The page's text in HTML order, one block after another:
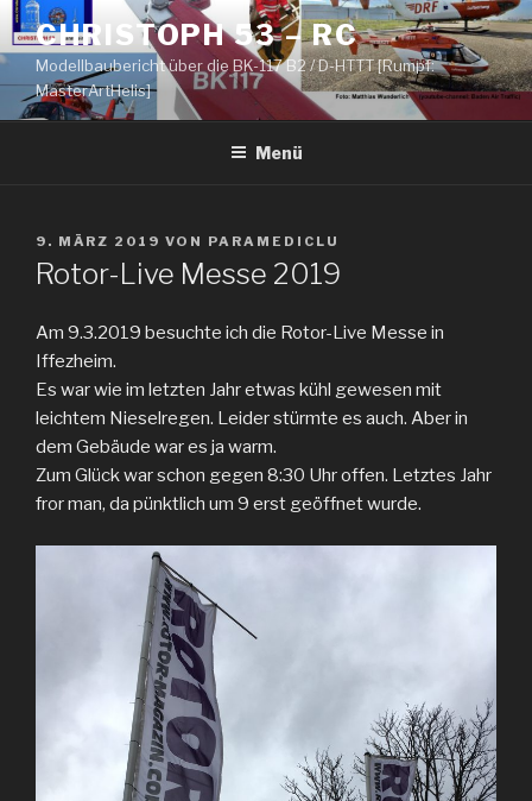
Zum
Inhalt
springen
CHRISTOPH 53 – RC
Modellbaubericht über die BK-117 B2 / D-HTTT [Rumpf:
MasterArtHelis]
Menü
VERÖFFENTLICHT
AM
9. MÄRZ 2019 VON PARAMEDICLU
Rotor-Live Messe 2019
Am 9.3.2019 besuchte ich die Rotor-Live Messe in
Iffezheim.
Es war wie im letzten Jahr etwas kühl gewesen mit
leichtem Nieselregen. Leider stürmte es auch. Aber in
dem Gebäude war es ja warm.
Zum Glück war schon gegen 8:30 Uhr offen. Letztes Jahr
fror man, da pünktlich um 9 erst geöffnet wurde.